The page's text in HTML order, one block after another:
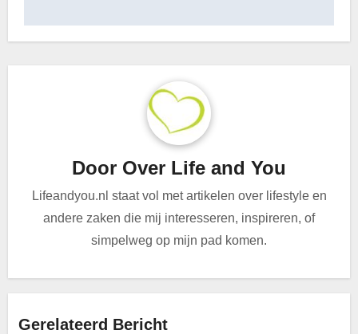
Door Over Life and You
Lifeandyou.nl staat vol met artikelen over lifestyle en
andere zaken die mij interesseren, inspireren, of
simpelweg op mijn pad komen.
Gerelateerd Bericht